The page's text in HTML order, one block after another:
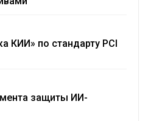
КИИ» по стандарту PCI
защиты ИИ-